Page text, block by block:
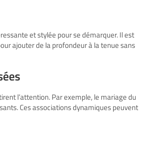
et stylée pour se démarquer. Il est
ajouter de la profondeur à la tenue sans
l’attention. Par exemple, le mariage du
Ces associations dynamiques peuvent